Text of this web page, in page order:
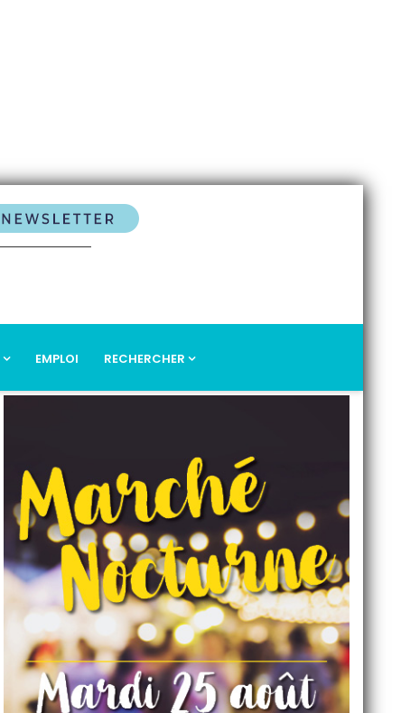
EMPLOI RECHERCHER